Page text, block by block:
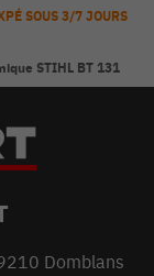
SOUS 3/7 JOURS
STIHL BT 131
Domblans